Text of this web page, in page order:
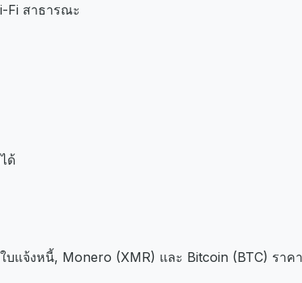
Fi สาธารณะ
ด้
บแจ้งหนี้, Monero (XMR) และ Bitcoin (BTC) ราค